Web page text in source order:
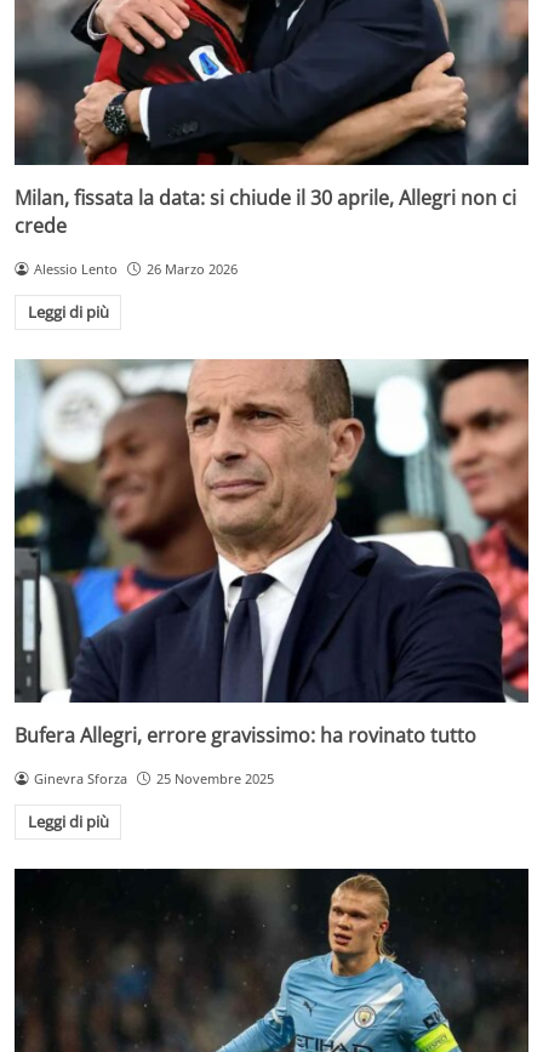
Milan, fissata la data: si chiude il 30 aprile, Allegri non ci
crede
Alessio Lento 26 Marzo 2026
Leggi di più
Bufera Allegri, errore gravissimo: ha rovinato tutto
Ginevra Sforza 25 Novembre 2025
Leggi di più